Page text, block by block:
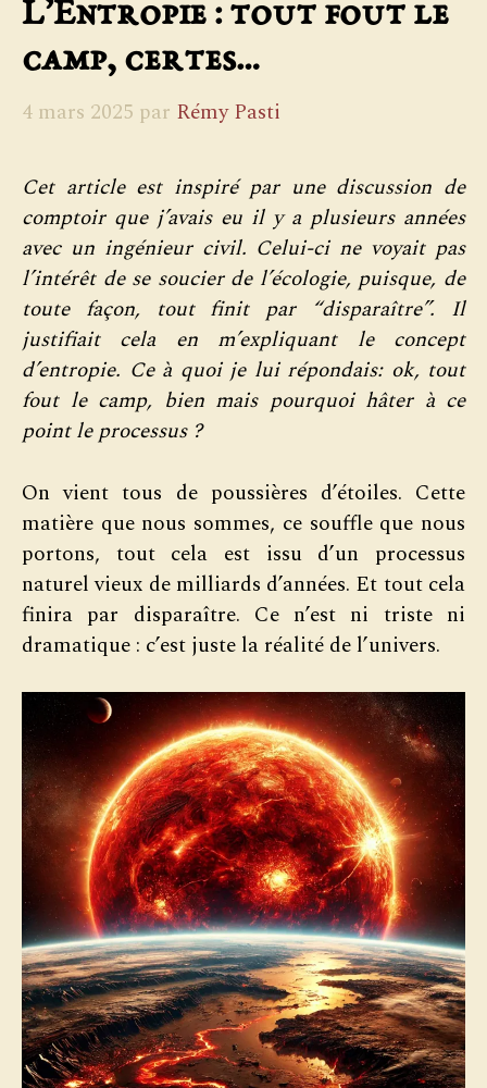
L’Entropie : tout fout le
camp, certes…
4 mars 2025 par Rémy Pasti
Cet article est inspiré par une discussion de
comptoir que j’avais eu il y a plusieurs années
avec un ingénieur civil. Celui-ci ne voyait pas
l’intérêt de se soucier de l’écologie, puisque, de
toute façon, tout finit par “disparaître”. Il
justifiait cela en m’expliquant le concept
d’entropie. Ce à quoi je lui répondais: ok, tout
fout le camp, bien mais pourquoi hâter à ce
point le processus ?
On vient tous de poussières d’étoiles. Cette
matière que nous sommes, ce souffle que nous
portons, tout cela est issu d’un processus
naturel vieux de milliards d’années. Et tout cela
finira par disparaître. Ce n’est ni triste ni
dramatique : c’est juste la réalité de l’univers.